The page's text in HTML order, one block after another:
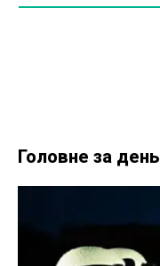
Головне за день